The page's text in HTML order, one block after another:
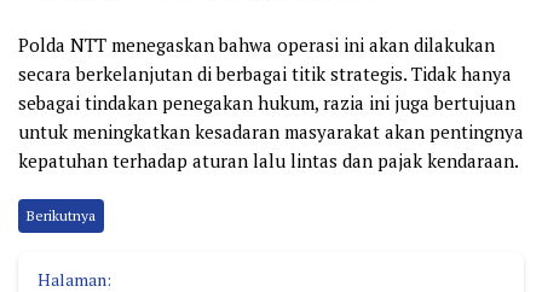
Polda NTT menegaskan bahwa operasi ini akan dilakukan
secara berkelanjutan di berbagai titik strategis. Tidak hanya
sebagai tindakan penegakan hukum, razia ini juga bertujuan
untuk meningkatkan kesadaran masyarakat akan pentingnya
kepatuhan terhadap aturan lalu lintas dan pajak kendaraan.
Berikutnya
Halaman: